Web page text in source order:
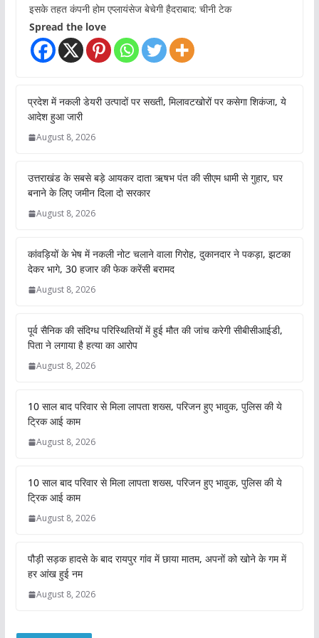
इसके तहत कंपनी होम एप्लायंसेज बेचेगी हैदराबाद: चीनी टेक
Spread the love
प्रदेश में नकली डेयरी उत्पादों पर सख्ती, मिलावटखोरों पर कसेगा शिकंजा, ये
आदेश हुआ जारी
August 8, 2026
उत्तराखंड के सबसे बड़े आयकर दाता ऋषभ पंत की सीएम धामी से गुहार, घर
बनाने के लिए जमीन दिला दो सरकार
August 8, 2026
कांवड़ियों के भेष में नकली नोट चलाने वाला गिरोह, दुकानदार ने पकड़ा, झटका
देकर भागे, 30 हजार की फेक करेंसी बरामद
August 8, 2026
पूर्व सैनिक की संदिग्ध परिस्थितियों में हुई मौत की जांच करेगी सीबीसीआईडी,
पिता ने लगाया है हत्या का आरोप
August 8, 2026
10 साल बाद परिवार से मिला लापता शख्स, परिजन हुए भावुक, पुलिस की ये
ट्रिक आई काम
August 8, 2026
10 साल बाद परिवार से मिला लापता शख्स, परिजन हुए भावुक, पुलिस की ये
ट्रिक आई काम
August 8, 2026
पौड़ी सड़क हादसे के बाद रायपुर गांव में छाया मातम, अपनों को खोने के गम में
हर आंख हुई नम
August 8, 2026